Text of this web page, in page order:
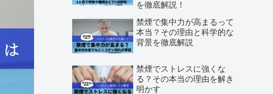
を徹底解説！
禁煙で集中力が高まるって
本当？その理由と科学的な
背景を徹底解説
禁煙でストレスに強くな
る？その本当の理由を解き
明かす